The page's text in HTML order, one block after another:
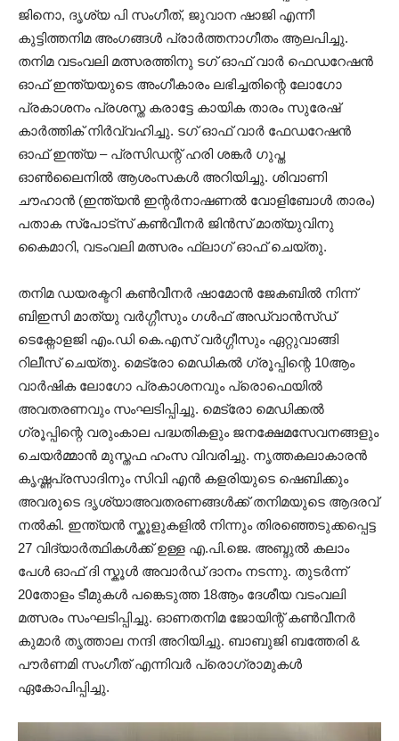
ജിനൊ, ദൃശ്യ പി സംഗീത്‌, ‌ജുവാന ഷാജി എന്നീ
കുട്ടിത്തനിമ അംഗങ്ങൾ പ്രാർത്തനാഗീതം ആലപിച്ചു.
തനിമ വടംവലി മത്സരത്തിനു ടഗ്‌ ഓഫ്‌ വാർ ഫെഡറേഷൻ
ഓഫ്‌ ഇന്ത്യയുടെ അംഗീകാരം ലഭിച്ചതിന്റെ ലോഗോ
പ്രകാശനം പ്രശസ്ത കരാട്ടേ കായിക താരം സുരേഷ്‌
കാർത്തിക്‌ നിർവ്വഹിച്ചു. ടഗ്‌ ഓഫ്‌ വാർ ഫേഡറേഷൻ
ഓഫ്‌ ഇന്ത്യ – പ്രസിഡന്റ്‌ ഹരി ശങ്കർ ഗുപ്ത
ഓൺലൈനിൽ ആശംസകൾ അറിയിച്ചു. ശിവാണി
ചൗഹാൻ (ഇന്ത്യൻ ഇന്റർനാഷണൽ വോളിബോൾ താരം)
പതാക സ്പോട്സ്‌ കൺവീനർ ജിൻസ്‌ മാത്യുവിനു
കൈമാറി, വടംവലി മത്സരം ഫ്ലാഗ്‌ ഓഫ് ചെയ്തു.
തനിമ ഡയരക്ടറി ‌കൺവീനർ ഷാമോൻ ജേകബിൽ നിന്ന്
ബിഇസി മാത്യു വർഗ്ഗീസും ഗൾഫ്‌ അഡ്വാൻസ്‌ഡ്‌
ടെക്നോളജി എം.ഡി കെ.എസ്‌ വർഗ്ഗീസും ഏറ്റുവാങ്ങി
റിലീസ്‌ ചെയ്തു. മെട്രോ മെഡികൽ ഗ്രൂപ്പിന്റെ 10ആം
വാർഷിക ലോഗോ പ്രകാശനവും പ്രൊഫെയിൽ
അവതരണവും സംഘടിപ്പിച്ചു. മെട്രോ മെഡിക്കൽ
ഗ്രൂപ്പിന്റെ വരുംകാല പദ്ധതികളും ജനക്ഷേമസേവനങ്ങളും
ചെയർമ്മാൻ മുസ്തഫ ഹംസ വിവരിച്ചു. നൃത്തകലാകാരൻ
കൃഷ്ണപ്രസാദിനും സിവി എൻ കളരിയുടെ ഷെബിക്കും
അവരുടെ ദൃശ്യാഅവതരണങ്ങൾക്ക്‌ തനിമയുടെ ആദരവ്‌
നൽകി. ഇന്ത്യൻ സ്കൂളുകളിൽ നിന്നും തിരഞ്ഞെടുക്കപ്പെട്ട
27 വിദ്യാർത്ഥികൾക്ക്‌ ഉള്ള എ.പി.ജെ. അബ്ദുൽ കലാം‌
പേൾ ഓഫ്‌ ദി സ്കൂൾ അവാർഡ്‌ ദാനം നടന്നു. തുടർന്ന്
20തോളം ടീമുകൾ പങ്കെടുത്ത 18ആം ദേശീയ വടംവലി
മത്സരം സംഘടിപ്പിച്ചു. ഓണതനിമ ജോയിന്റ്‌ കൺവീനർ
കുമാർ തൃത്താല നന്ദി അറിയിച്ചു. ബാബുജി ബത്തേരി &
പൗർണമി സംഗീത്‌ എന്നിവർ പ്രൊഗ്രാമുകൾ
ഏകോപിപ്പിച്ചു.